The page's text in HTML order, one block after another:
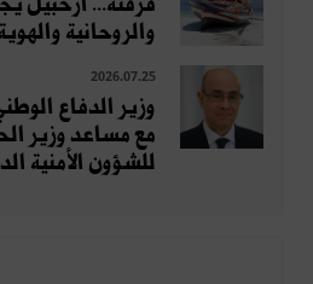
والروحانية
2026.07.25
وزير الدفاع
مع مساعد وزير
للشؤون الأمنية